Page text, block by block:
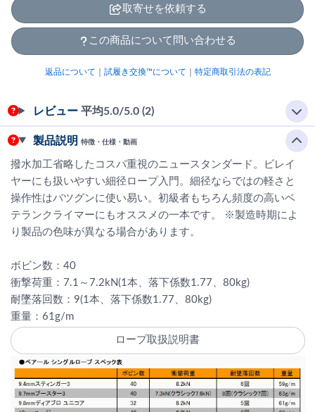
取寄せを依頼する
この商品について問い合わせる
返品について 試履き交換™について 特定商取引法の表記
レビュー 平均5.0/5.0 (2)
製品説明 特徴・仕様・動画
撥水加工省略したコスパ重視のニュースタンダード。ビレイ
ヤーにも扱いやすい細径ロープ入門。細径ならではの軽さと
操作性はバツグンに使い易い。初級者もちろん頻度の高いベ
テランクライマーにもオススメの一本です。 ※製造時期によ
り製品の色味が異なる場合があります。
ボビン数：40
衝撃荷重：7.1～7.2kN(1本、落下係数1.77、80kg)
耐墜落回数：9(1本、落下係数1.77、80kg)
重量：61g/m
ロープ取扱説明書